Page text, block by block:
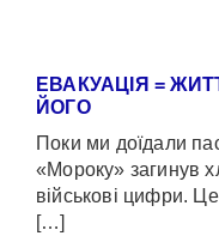
ЕВАКУАЦІЯ =
ЙОГО
Поки ми доїдали
«Мороку» загинув
військові цифри.
[…]